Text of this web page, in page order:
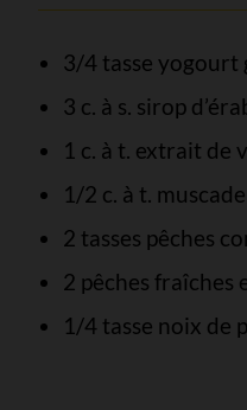
3/4 tasse yogourt
3 c. à s. sirop
1 c. à t. extrait de
1/2 c. à t.
2 tasses pêches
2 pêches fraîches
1/4 tasse noix de